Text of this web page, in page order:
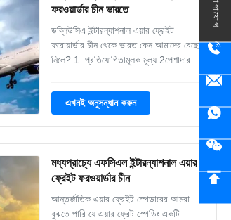
যোগাযোগ
ফরওয়ার্ডার চীন ভারতে
ডব্লিউসিএ ইন্টারন্যাশনাল এয়ার ফ্রেইট
ফরোয়ার্ডার চীন থেকে ভারত কেন আমাদের বেছে
নিলে? 1. প্রতিযোগিতামূলক মূল্য 2পেশাদার
সার্ভিস টিম 3দীর্ঘমেয়াদী পারস্পরিক সহযোগিতা 4.
স্পেস নিশ্চিত করা হবে. আমরা বিভিন্ন ধরনের
বিমান পরিবহন পরিষেবা প্রদান করি যা আপনার
এখনই অনুসন্ধান করুন
মধ্যপ্রাচ্যে এফসিএল ইন্টারন্যাশনাল এয়ার
ফ্রেইট ফরওয়ার্ডার চীন
আন্তর্জাতিক এয়ার ফ্রেইট স্পেডারের আমরা
বুঝতে পারি যে এয়ার ফ্রেট স্পেডিং একটি